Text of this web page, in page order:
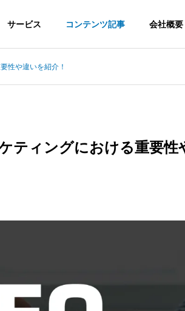
サービス コンテンツ記事 会社概要
性や違いを紹介！
ティングにおける重要性